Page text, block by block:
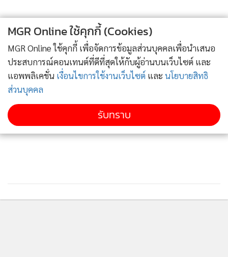
ระหว่างที่คู่ต่อสู้เสียสมาธิไปกับร่างที่เกาะอยู่ที่ดาวกระจายน้ำ
ยักษ์ ก็เปิดฉากโจมตีด้วยความเร็วในการตอบสนองที่น่าเหลือเชื่อ
แม้จะเป็นโปเกมอนนินจาแต่ก็ไม่หลบซ่อน ใช้ความเร็วในการ
ตอบสนองที่พัฒนาขึ้นอย่างไม่ธรรมดาให้เป็นประโยชน์
MGR Online ใช้คุกกี้ (Cookies)
MGR Online ใช้คุกกี้ เพื่อจัดการข้อมูลส่วนบุคคลเพื่อนำเสนอ
ประสบการณ์คอนเทนต์ที่ดีที่สุดให้กับผู้อ่านบนเว็บไซต์ และ
แอพพลิเคชั่น เงื่อนไขการใช้งานเว็บไซต์ และ นโยบายสิทธิ
ส่วนบุคคล
รับทราบ